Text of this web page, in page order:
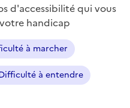
d'accessibilité qui vous
handicap
à marcher
à entendre